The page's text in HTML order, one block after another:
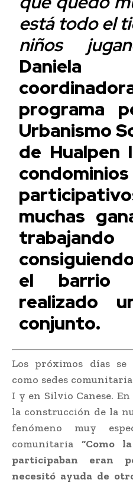
está todo el
niños
Daniela
programa
Urbanismo
de Hualpen
muchas
el barrio
realizado
conjunto.
Los próximos días se
como sedes
I y en Silvio Canese.
la construcción de la
fenómeno muy
comunitaria “Como
participaban eran
necesitó ayuda de